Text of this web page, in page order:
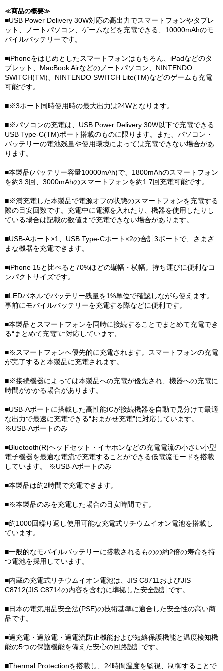
≪商品の概要≫
■USB Power Delivery 30W対応の高出力でスマートフォンやタブレ
ット、ノートパソコン、ゲームなどを充電できる、10000mAhのモ
バイルバッテリーです。
■iPhoneをはじめとしたスマートフォンはもちろん、iPadなどのタ
ブレット、MacBook Airなどのノートパソコン、NINTENDO
SWITCH(TM)、NINTENDO SWITCH Lite(TM)などのゲームも充電
可能です。
■※3ポート同時使用時の最大出力は24Wとなります。
■※パソコンの充電は、USB Power Delivery 30W以下で充電できる
USB Type-C(TM)ポート搭載のものに限ります。また、パソコン・
バッテリーの電池残量や使用環境によっては充電できない場合があ
ります。
■本製品(バッテリー容量10000mAh)で、1800mAhのスマートフォン
を約3.3回、3000mAhのスマートフォンを約1.7回充電可能です。
■※満充電した本製品で電源オフの状態のスマートフォンを充電する
際の目安回数です。充電中に電源を入れたり、機器を使用したりし
ている場合は記載の数値まで充電できない場合があります。
■USB-Aポート×1、USB Type-Cポート×2の合計3ポートで、さまざ
まな機器を充電できます。
■iPhone 15と比べると70%ほどの縦幅・横幅。持ち運びに便利なコ
ンパクトサイズです。
■LEDパネルでバッテリー残量を1%単位で確認しながら使えます。
事前にモバイルバッテリーを充電する際などに便利です。
■本製品とスマートフォンを同時に接続することでまとめて充電でき
る“まとめて充電”に対応しています。
■※スマートフォンへ優先的に充電されます。スマートフォンの充電
が完了すると本製品に充電されます。
■※接続機器によっては本製品への充電が優先され、機器への充電に
時間がかかる場合があります。
■USB-Aポートに搭載した高性能ICが接続機器を自動で見分けて最適
な出力で最速に充電できる“おまかせ充電”に対応しています。
※USB-Aポートのみ
■Bluetooth(R)ヘッドセット・イヤホンなどの充電電流の小さい小型
電子機器を最適な電流で充電することができる低電流モードを搭載
しています。 ※USB-Aポートのみ
■本製品は約2時間で充電できます。
■※本製品のみを充電した場合の目安時間です。
■約1000回繰り返し使用可能な充電式リチウムイオン電池を搭載し
ています。
■一般的なモバイルバッテリーに搭載されるものの約2倍の寿命を持
つ電池を採用しています。
■内蔵の充電式リチウムイオン電池は、JIS C8711およびJIS
C8712(JIS C8714の内容を含む)に準拠した安全設計です。
■日本の電気用品安全法(PSE)の技術基準に適合した安全性の高い商
品です。
■過充電・過放電・過電流防止機能および短絡保護機能と温度検知機
能の5つの保護機能を備えた安心の回路設計です。
■Thermal Protectionを搭載し、24時間温度を監視、制御することで